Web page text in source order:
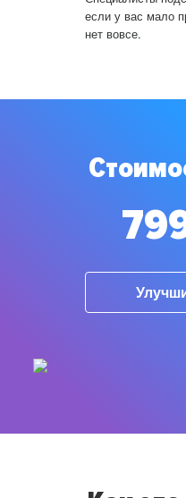
если у вас мало
нет вовсе.